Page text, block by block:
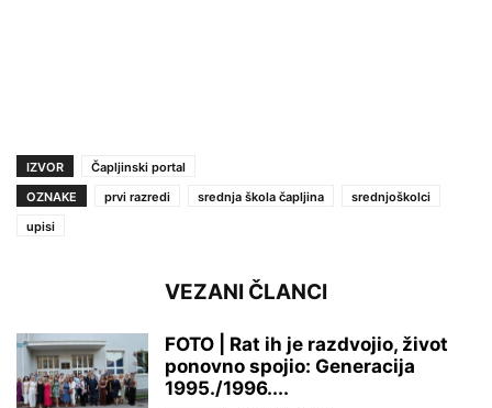
IZVOR
Čapljinski portal
OZNAKE
prvi razredi srednja škola čapljina
srednjoškolci
upisi
VEZANI ČLANCI
FOTO | Rat ih je razdvojio, život
ponovno spojio: Generacija
1995./1996....